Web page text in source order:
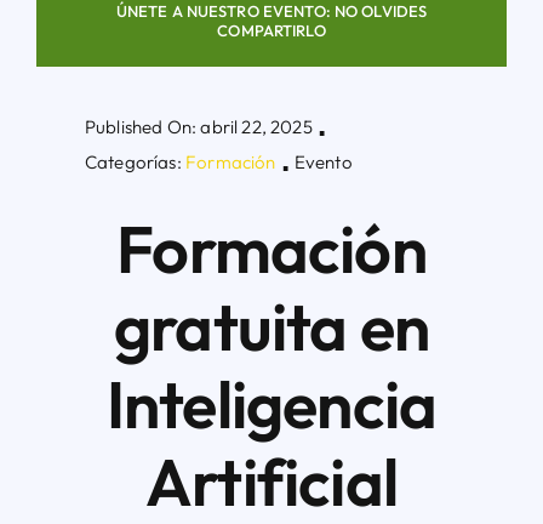
Áreas
ÚNETE A NUESTRO EVENTO: NO OLVIDES
COMPARTIRLO
Published On: abril 22, 2025 ▪
Categorías: Formación ▪ Evento
Formación
gratuita en
Inteligencia
Artificial